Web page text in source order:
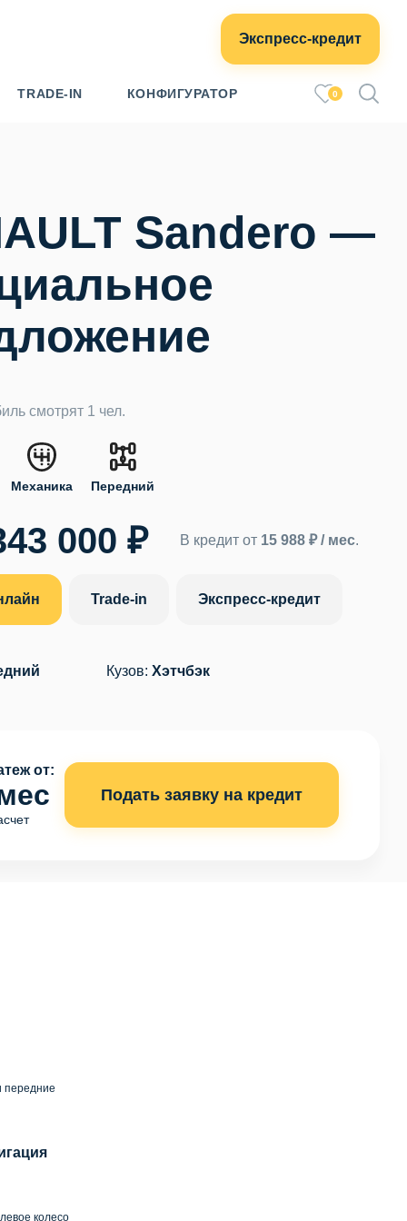
Экспресс-кредит
TRADE-IN КОНФИГУРАТОР 0
Sandero —
смотрят 1 чел.
Механика Передний
000 ₽ В кредит от 15 988 ₽ / мес.
Trade-in Экспресс-кредит
Кузов:Хэтчбэк
от:
Подать заявку на кредит
передние
колесо